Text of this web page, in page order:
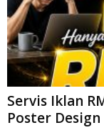
Servis Iklan
Poster